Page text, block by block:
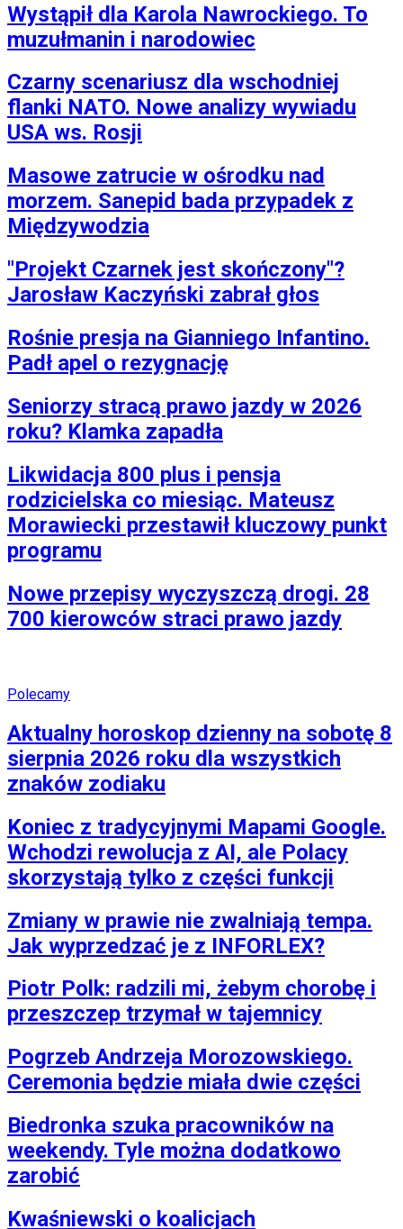
Wystąpił dla Karola Nawrockiego. To
muzułmanin i narodowiec
Czarny scenariusz dla wschodniej
flanki NATO. Nowe analizy wywiadu
USA ws. Rosji
Masowe zatrucie w ośrodku nad
morzem. Sanepid bada przypadek z
Międzywodzia
"Projekt Czarnek jest skończony"?
Jarosław Kaczyński zabrał głos
Rośnie presja na Gianniego Infantino.
Padł apel o rezygnację
Seniorzy stracą prawo jazdy w 2026
roku? Klamka zapadła
Likwidacja 800 plus i pensja
rodzicielska co miesiąc. Mateusz
Morawiecki przestawił kluczowy punkt
programu
Nowe przepisy wyczyszczą drogi. 28
700 kierowców straci prawo jazdy
Polecamy
Aktualny horoskop dzienny na sobotę 8
sierpnia 2026 roku dla wszystkich
znaków zodiaku
Koniec z tradycyjnymi Mapami Google.
Wchodzi rewolucja z AI, ale Polacy
skorzystają tylko z części funkcji
Zmiany w prawie nie zwalniają tempa.
Jak wyprzedzać je z INFORLEX?
Piotr Polk: radzili mi, żebym chorobę i
przeszczep trzymał w tajemnicy
Pogrzeb Andrzeja Morozowskiego.
Ceremonia będzie miała dwie części
Biedronka szuka pracowników na
weekendy. Tyle można dodatkowo
zarobić
Kwaśniewski o koalicjach